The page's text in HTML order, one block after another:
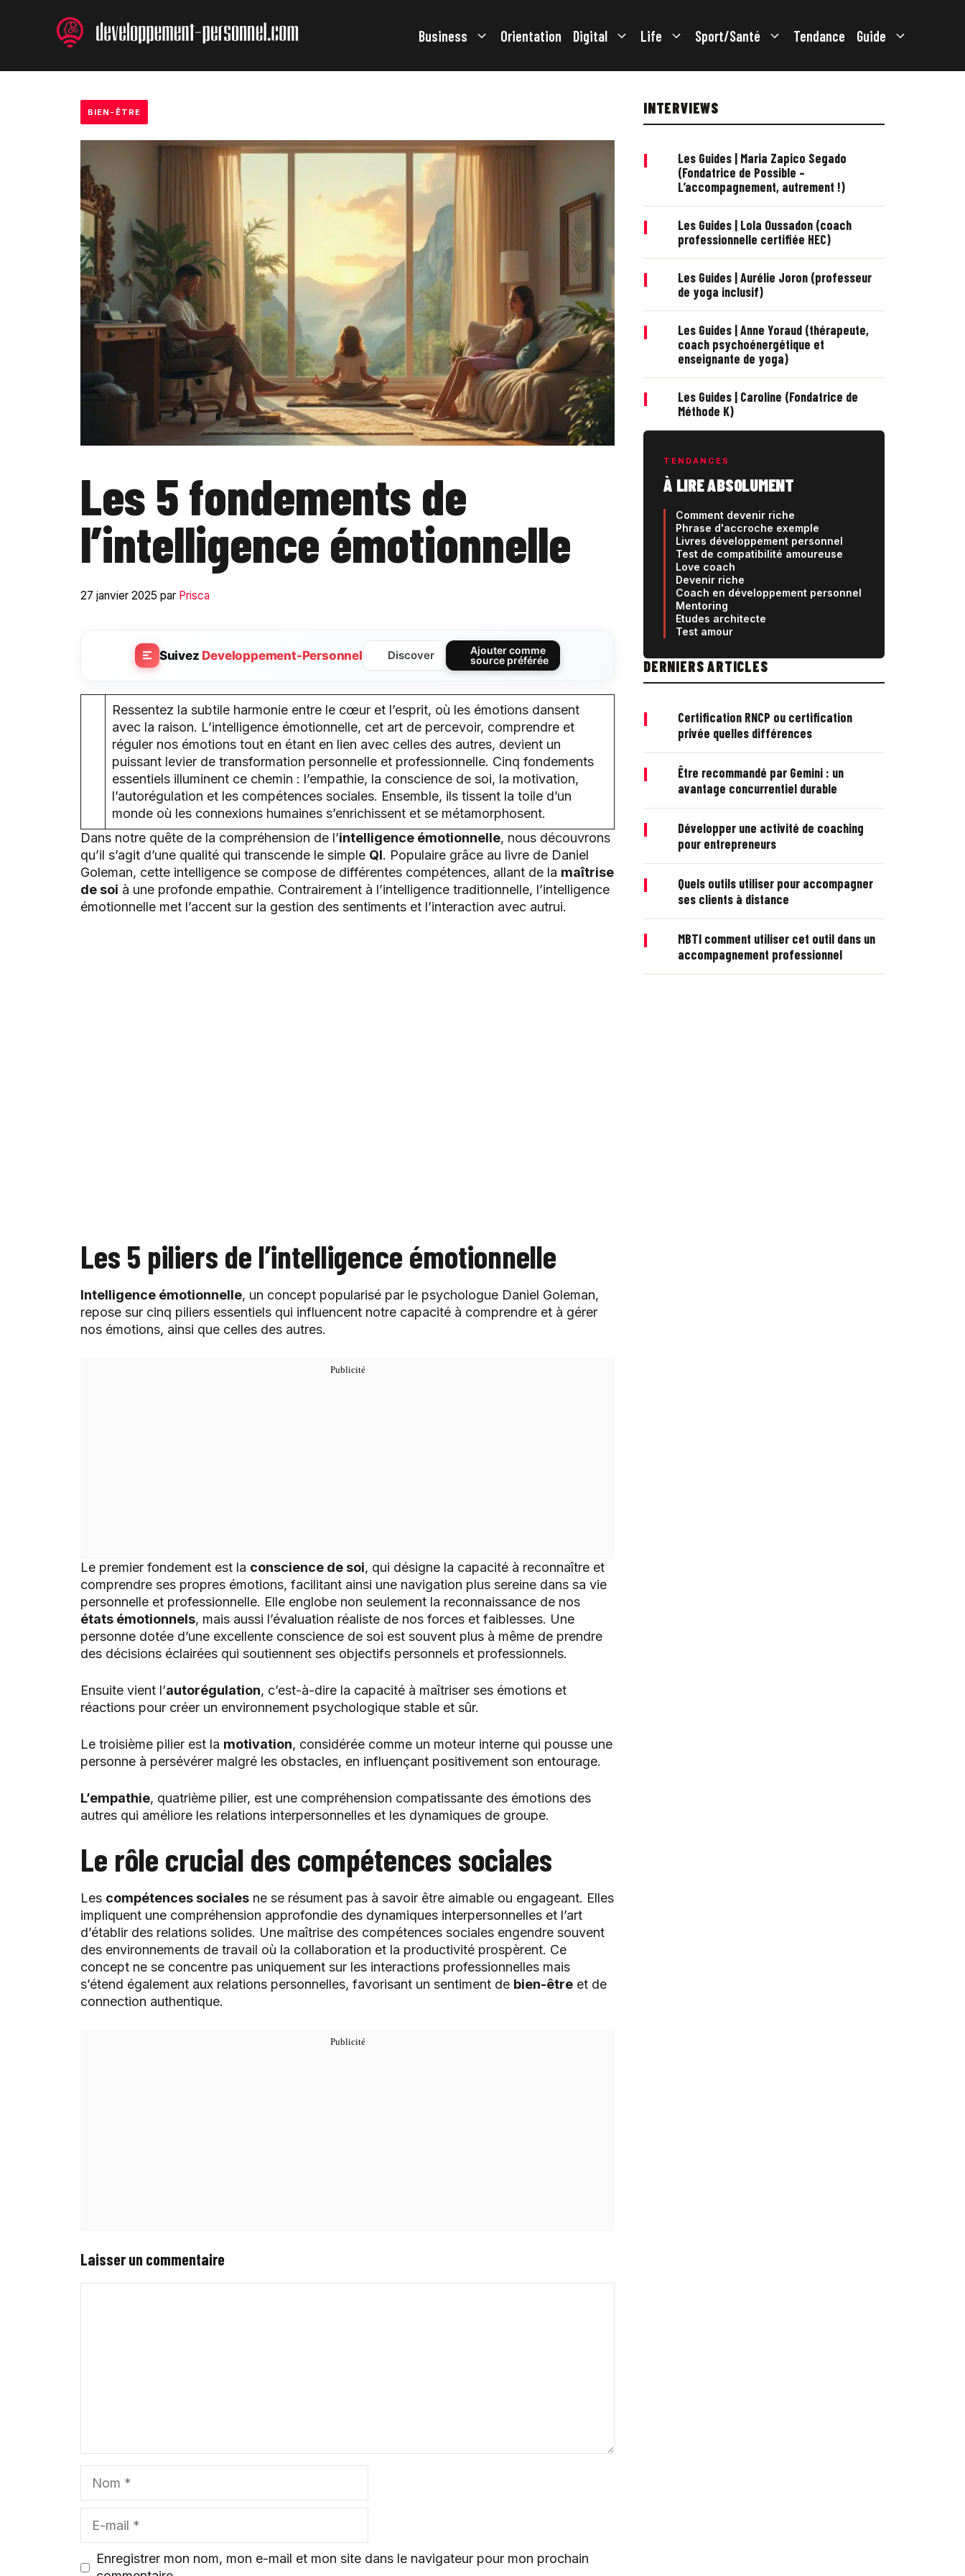
Business Orientation Digital Life Sport/Santé Tendance Guide
BIEN-ÊTRE
Les 5 fondements de
l’intelligence émotionnelle
27 janvier 2025 par Prisca
Suivez Developpement-Personnel Discover
Ajouter comme
source préférée
Ressentez la subtile harmonie entre le cœur et l’esprit, où les émotions dansent
avec la raison. L’intelligence émotionnelle, cet art de percevoir, comprendre et
réguler nos émotions tout en étant en lien avec celles des autres, devient un
puissant levier de transformation personnelle et professionnelle. Cinq fondements
essentiels illuminent ce chemin : l’empathie, la conscience de soi, la motivation,
l’autorégulation et les compétences sociales. Ensemble, ils tissent la toile d’un
monde où les connexions humaines s’enrichissent et se métamorphosent.
Dans notre quête de la compréhension de l’intelligence émotionnelle, nous découvrons
qu’il s’agit d’une qualité qui transcende le simple QI. Populaire grâce au livre de Daniel
Goleman, cette intelligence se compose de différentes compétences, allant de la maîtrise
de soi à une profonde empathie. Contrairement à l’intelligence traditionnelle, l’intelligence
émotionnelle met l’accent sur la gestion des sentiments et l’interaction avec autrui.
Les 5 piliers de l’intelligence émotionnelle
Intelligence émotionnelle, un concept popularisé par le psychologue Daniel Goleman,
repose sur cinq piliers essentiels qui influencent notre capacité à comprendre et à gérer
nos émotions, ainsi que celles des autres.
Le premier fondement est la conscience de soi, qui désigne la capacité à reconnaître et
comprendre ses propres émotions, facilitant ainsi une navigation plus sereine dans sa vie
personnelle et professionnelle. Elle englobe non seulement la reconnaissance de nos
états émotionnels, mais aussi l’évaluation réaliste de nos forces et faiblesses. Une
personne dotée d’une excellente conscience de soi est souvent plus à même de prendre
des décisions éclairées qui soutiennent ses objectifs personnels et professionnels.
Ensuite vient l’autorégulation, c’est-à-dire la capacité à maîtriser ses émotions et
réactions pour créer un environnement psychologique stable et sûr.
Le troisième pilier est la motivation, considérée comme un moteur interne qui pousse une
personne à persévérer malgré les obstacles, en influençant positivement son entourage.
L’empathie, quatrième pilier, est une compréhension compatissante des émotions des
autres qui améliore les relations interpersonnelles et les dynamiques de groupe.
Le rôle crucial des compétences sociales
Les compétences sociales ne se résument pas à savoir être aimable ou engageant. Elles
impliquent une compréhension approfondie des dynamiques interpersonnelles et l’art
d’établir des relations solides. Une maîtrise des compétences sociales engendre souvent
des environnements de travail où la collaboration et la productivité prospèrent. Ce
concept ne se concentre pas uniquement sur les interactions professionnelles mais
s’étend également aux relations personnelles, favorisant un sentiment de bien-être et de
connection authentique.
Laisser un commentaire
mail
Enregistrer mon nom, mon e-mail et mon site dans le navigateur pour mon prochain
INTERVIEWS
|
Les Guides | Maria Zapico Segado
(Fondatrice de Possible –
L’accompagnement, autrement !)
|
Les Guides | Lola Oussadon (coach
professionnelle certifiée HEC)
|
Les Guides | Aurélie Joron (professeur
de yoga inclusif)
|
Les Guides | Anne Yoraud (thérapeute,
coach psychoénergétique et
enseignante de yoga)
|
Les Guides | Caroline (Fondatrice de
Méthode K)
TENDANCES
À LIRE ABSOLUMENT
Comment devenir riche
Phrase d'accroche exemple
Livres développement personnel
Test de compatibilité amoureuse
Love coach
Devenir riche
Coach en développement personnel
Mentoring
Etudes architecte
Test amour
DERNIERS ARTICLES
|
Certification RNCP ou certification
privée quelles différences
|
Être recommandé par Gemini : un
avantage concurrentiel durable
|
Développer une activité de coaching
pour entrepreneurs
|
Quels outils utiliser pour accompagner
ses clients à distance
|
MBTI comment utiliser cet outil dans un
accompagnement professionnel